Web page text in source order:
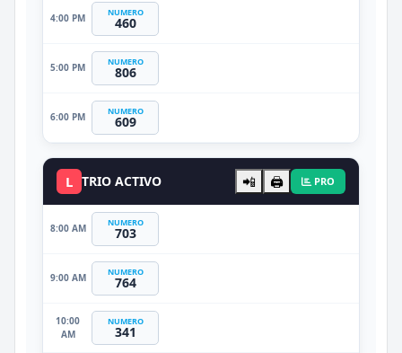
4:00 PM NUMERO
460
5:00 PM NUMERO
806
6:00 PM NUMERO
609
L TRIO ACTIVO 📲 🖨️ PRO
8:00 AM NUMERO
703
9:00 AM NUMERO
764
10:00
AM
NUMERO
341